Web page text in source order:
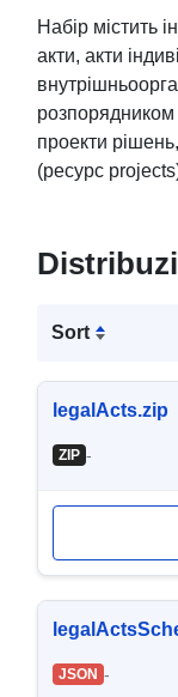
актів
Набір містить
акти, акти
розпорядником
проекти
(ресурс
Sort
legalActs.zip
ZIP -
JSON -